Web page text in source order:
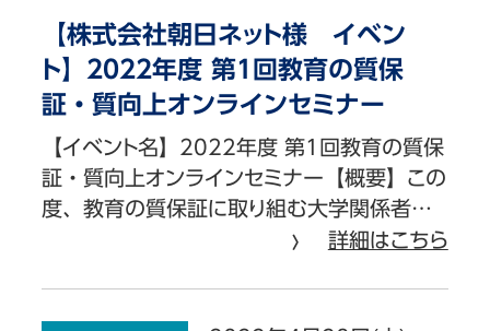
【株式会社朝日ネット様 イベン
ト】2022年度 第1回教育の質保
証・質向上オンラインセミナー
【イベント名】2022年度 第1回教育の質保
証・質向上オンラインセミナー【概要】この
度、教育の質保証に取り組む大学関係者…
詳細はこちら